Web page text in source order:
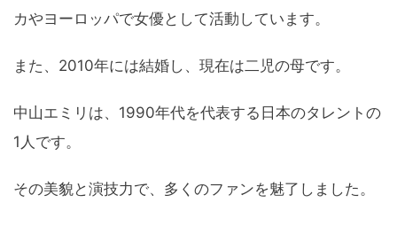
カやヨーロッパで女優として活動しています。
また、2010年には結婚し、現在は二児の母です。
中山エミリは、1990年代を代表する日本のタレントの
1人です。
その美貌と演技力で、多くのファンを魅了しました。